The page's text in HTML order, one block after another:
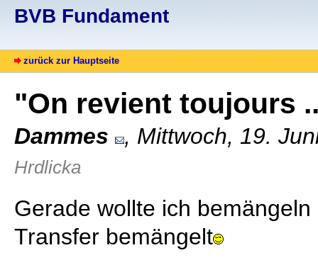
BVB Fundament
zurück zur Hauptseite
"On revient toujours
Dammes , Mittwoch, 19.
Hrdlicka
Gerade wollte ich
Transfer bemängelt